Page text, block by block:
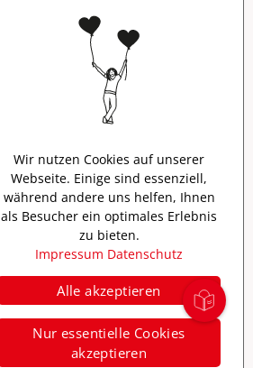
Impressum
Datenschutz
Barrierefreiheit
Wir nutzen Cookies auf unserer
Webseite. Einige sind essenziell,
während andere uns helfen, Ihnen
als Besucher ein optimales Erlebnis
zu bieten.
Impressum Datenschutz
Alle akzeptieren
Nur essentielle Cookies
akzeptieren